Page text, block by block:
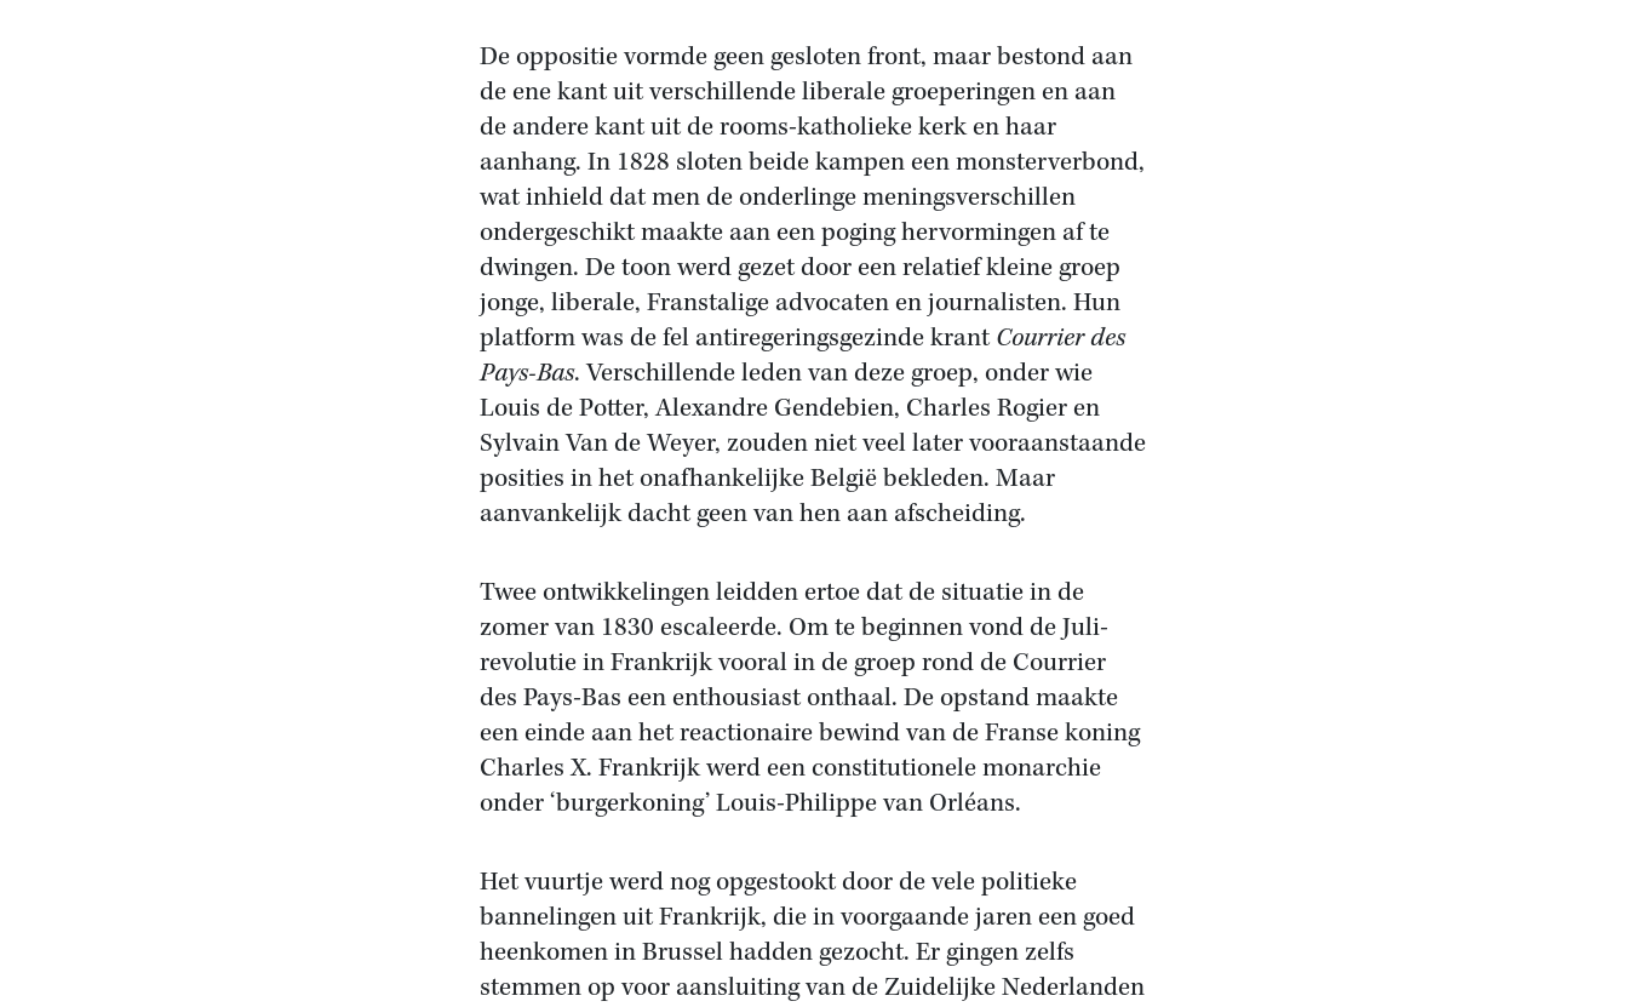
De oppositie vormde geen gesloten front, maar bestond aan
de ene kant uit verschillende liberale groeperingen en aan
de andere kant uit de rooms-katholieke kerk en haar
aanhang. In 1828 sloten beide kampen een monsterverbond,
wat inhield dat men de onderlinge meningsverschillen
ondergeschikt maakte aan een poging hervormingen af te
dwingen. De toon werd gezet door een relatief kleine groep
jonge, liberale, Franstalige advocaten en journalisten. Hun
platform was de fel antiregeringsgezinde krant Courrier des
Pays-Bas. Verschillende leden van deze groep, onder wie
Louis de Potter, Alexandre Gendebien, Charles Rogier en
Sylvain Van de Weyer, zouden niet veel later vooraanstaande
posities in het onafhankelijke België bekleden. Maar
aanvankelijk dacht geen van hen aan afscheiding.
Twee ontwikkelingen leidden ertoe dat de situatie in de
zomer van 1830 escaleerde. Om te beginnen vond de Juli-
revolutie in Frankrijk vooral in de groep rond de Courrier
des Pays-Bas een enthousiast onthaal. De opstand maakte
een einde aan het reactionaire bewind van de Franse koning
Charles X. Frankrijk werd een constitutionele monarchie
onder ‘burgerkoning’ Louis-Philippe van Orléans.
Het vuurtje werd nog opgestookt door de vele politieke
bannelingen uit Frankrijk, die in voorgaande jaren een goed
heenkomen in Brussel hadden gezocht. Er gingen zelfs
stemmen op voor aansluiting van de Zuidelijke Nederlanden